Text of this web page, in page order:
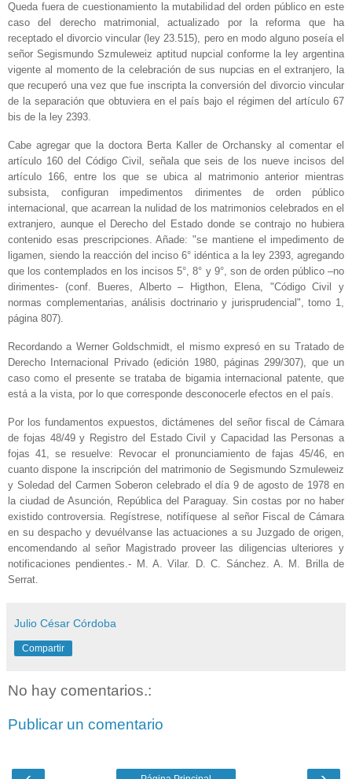
Queda fuera de cuestionamiento la mutabilidad del orden público en este
caso del derecho matrimonial, actualizado por la reforma que ha
receptado el divorcio vincular (ley 23.515), pero en modo alguno poseía el
señor Segismundo Szmuleweiz aptitud nupcial conforme la ley argentina
vigente al momento de la celebración de sus nupcias en el extranjero, la
que recuperó una vez que fue inscripta la conversión del divorcio vincular
de la separación que obtuviera en el país bajo el régimen del artículo 67
bis de la ley 2393.
Cabe agregar que la doctora Berta Kaller de Orchansky al comentar el
artículo 160 del Código Civil, señala que seis de los nueve incisos del
artículo 166, entre los que se ubica al matrimonio anterior mientras
subsista, configuran impedimentos dirimentes de orden público
internacional, que acarrean la nulidad de los matrimonios celebrados en el
extranjero, aunque el Derecho del Estado donde se contrajo no hubiera
contenido esas prescripciones. Añade: "se mantiene el impedimento de
ligamen, siendo la reacción del inciso 6° idéntica a la ley 2393, agregando
que los contemplados en los incisos 5°, 8° y 9°, son de orden público –no
dirimentes- (conf. Bueres, Alberto – Higthon, Elena, "Código Civil y
normas complementarias, análisis doctrinario y jurisprudencial", tomo 1,
página 807).
Recordando a Werner Goldschmidt, el mismo expresó en su Tratado de
Derecho Internacional Privado (edición 1980, páginas 299/307), que un
caso como el presente se trataba de bigamia internacional patente, que
está a la vista, por lo que corresponde desconocerle efectos en el país.
Por los fundamentos expuestos, dictámenes del señor fiscal de Cámara
de fojas 48/49 y Registro del Estado Civil y Capacidad las Personas a
fojas 41, se resuelve: Revocar el pronunciamiento de fajas 45/46, en
cuanto dispone la inscripción del matrimonio de Segismundo Szmuleweiz
y Soledad del Carmen Soberon celebrado el día 9 de agosto de 1978 en
la ciudad de Asunción, República del Paraguay. Sin costas por no haber
existido controversia. Regístrese, notifíquese al señor Fiscal de Cámara
en su despacho y devuélvanse las actuaciones a su Juzgado de origen,
encomendando al señor Magistrado proveer las diligencias ulteriores y
notificaciones pendientes.- M. A. Vilar. D. C. Sánchez. A. M. Brilla de
Serrat.
Julio César Córdoba
Compartir
No hay comentarios.:
Publicar un comentario